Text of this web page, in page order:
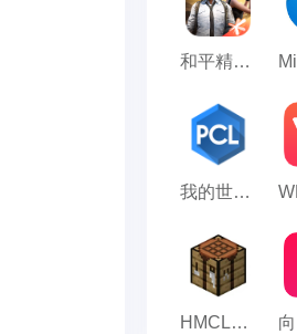
和平精英模拟器应用宝版
我的世界PCL2启动器
HMCL启动器